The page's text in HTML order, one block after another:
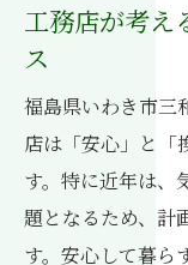
工務店が考え
ス
福島県いわき市三
店は「安心」と「
す。特に近年は、
題となるため、計
す。安心して暮ら